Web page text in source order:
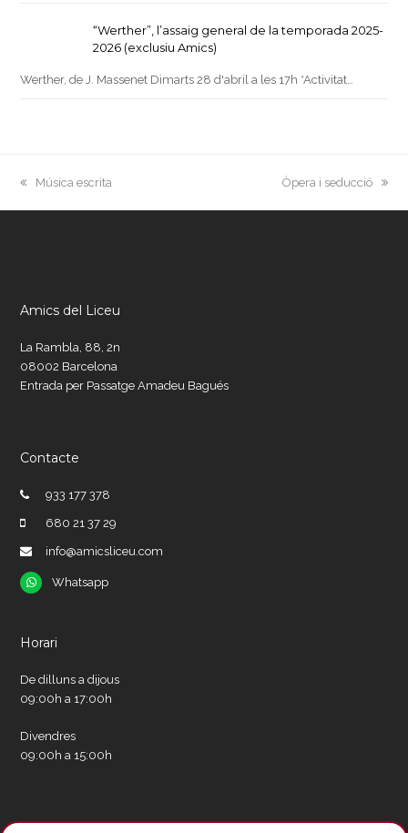
“Werther”, l’assaig general de la temporada 2025-
2026 (exclusiu Amics)
Werther, de J. Massenet Dimarts 28 d'abril a les 17h *Activitat…
previous
Música escrita
next
Òpera i seducció
Amics del Liceu
La Rambla, 88, 2n
08002 Barcelona
Entrada per Passatge Amadeu Bagués
Contacte
933 177 378
680 21 37 29
info@amicsliceu.com
Whatsapp
Whatsapp
Horari
De dilluns a dijous
09:00h a 17:00h
Divendres
09:00h a 15:00h
Xarxes socials